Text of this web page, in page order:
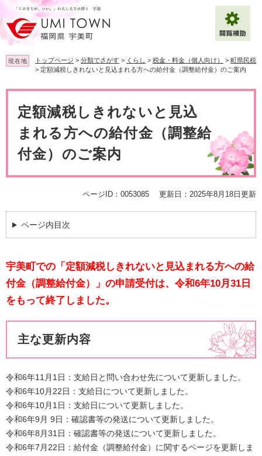
ー
ジ
の
先
頭
す
ニ
ュ
ー
を
飛
し
文字サイズ 標準 拡大
背景色変更 白 黒 青
Multilingual（English・中文・한글）
現在地 トップページ > 分類でさがす > くらし > 税金・料金（個人向け） > 町県民税
> 定額減税しきれないと見込まれる方への給付金（調整給付金）のご案内
定額減税しきれないと見込
まれる方への給付金（調整給
付金）のご案内
ページID：0053085 更新日：2025年8月18日更新
ページ内目次
宇美町での「定額減税しきれないと見込まれる方への給
付金（調整給付金）」 の申請受付は、令和6年10月31日
をもって終了しました。
主な更新内容
令和6年11月1日：支給日と問い合わせ先について更新しました。
​令和6年10月22日：支給日について更新しました。
​令和6年10月1日：支給日について更新しました。
​令和6年9月 9日：確認書等の発送について更新しました。
​令和6年8月31日：確認書等の発送について更新しました。
令和6年7月22日：給付金（調整給付金）に関するページを更新しま